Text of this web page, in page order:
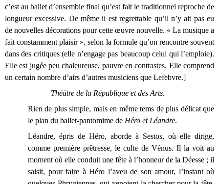
c’est au ballet d’ensemble final qu’est fait le traditionnel reproche de
longueur excessive. De même il est regrettable qu’il n’y ait pas eu
de nouvelles décorations pour cette œuvre nouvelle. « La musique a
fait constamment plaisir », selon la formule qu’on rencontre souvent
dans des critiques (elle n’engage pas beaucoup celui qui l’emploie).
Elle est jugée peu chaleureuse, pauvre en contrastes. Elle comprend
un certain nombre d’airs d’autres musiciens que Lefebvre.]
Théàtre de la République et des Arts.
Rien de plus simple, mais en même tems de plus délicat que
le plan du ballet-pantomime de Héro et Léandre.
Léandre, épris de Héro, aborde à Sestos, où elle dirige,
comme première prêtresse, le culte de Vénus. Il la voit au
moment où elle conduit une fête à l’honneur de la Déesse ; il
saisit, pour faire à Héro l’aveu de son amour, l’instant où